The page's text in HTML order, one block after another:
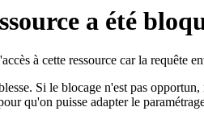
a été
à cette ressource car la requête
Si le blocage n'est pas
qu'on puisse adapter le